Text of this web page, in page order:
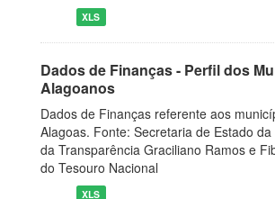
XLS
Dados de Finanças - Perfil dos
Alagoanos
Dados de Finanças referente aos
Alagoas. Fonte: Secretaria de Estado
da Transparência Graciliano Ramos e
do Tesouro Nacional
XLS